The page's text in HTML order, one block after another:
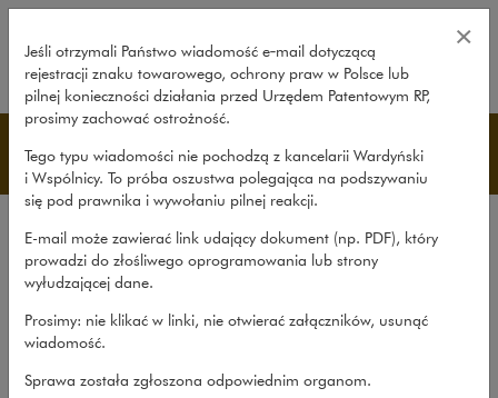
Transakcje przejęć i fuzji –
Publikacje
Opracowania
Książki
Jeśli otrzymali Państwo wiadomość e‑mail dotyczącą
rejestracji znaku towarowego, ochrony praw w Polsce lub
pilnej konieczności działania przed Urzędem Patentowym RP,
prosimy zachować ostrożność.
Tego typu wiadomości nie pochodzą z kancelarii Wardyński
i Wspólnicy. To próba oszustwa polegająca na podszywaniu
się pod prawnika i wywołaniu pilnej reakcji.
E-mail może zawierać link udający dokument (np. PDF), który
prowadzi do złośliwego oprogramowania lub strony
wyłudzającej dane.
Prosimy: nie klikać w linki, nie otwierać załączników, usunąć
wiadomość.
Sprawa została zgłoszona odpowiednim organom.
×